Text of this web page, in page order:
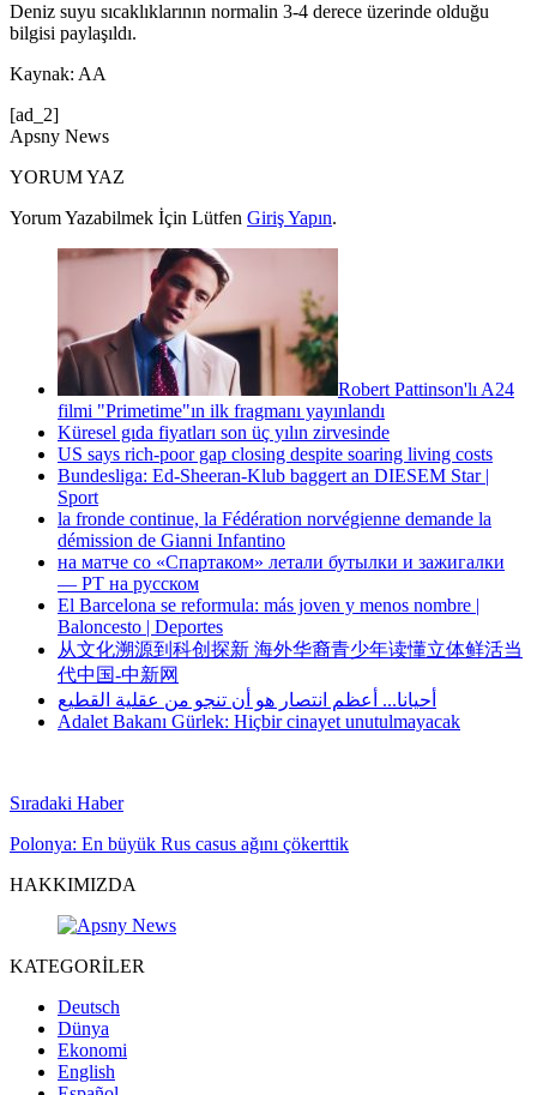
Deniz suyu sıcaklıklarının normalin 3-4 derece üzerinde olduğu
bilgisi paylaşıldı.
Kaynak: AA
[ad_2]
Apsny News
YORUM YAZ
Yorum Yazabilmek İçin Lütfen Giriş Yapın.
Robert Pattinson'lı A24
filmi "Primetime"ın ilk fragmanı yayınlandı
Küresel gıda fiyatları son üç yılın zirvesinde
US says rich-poor gap closing despite soaring living costs
Bundesliga: Ed-Sheeran-Klub baggert an DIESEM Star |
Sport
la fronde continue, la Fédération norvégienne demande la
démission de Gianni Infantino
на матче со «Спартаком» летали бутылки и зажигалки
— РТ на русском
El Barcelona se reformula: más joven y menos nombre |
Baloncesto | Deportes
从文化溯源到科创探新 海外华裔青少年读懂立体鲜活当
代中国-中新网
أحيانا... أعظم انتصار هو أن تنجو من عقلية القطيع
Adalet Bakanı Gürlek: Hiçbir cinayet unutulmayacak
Sıradaki Haber
Polonya: En büyük Rus casus ağını çökerttik
HAKKIMIZDA
KATEGORİLER
Deutsch
Dünya
Ekonomi
English